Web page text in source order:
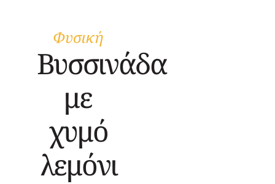
Φυσική
Βυσσινάδα
με
χυμό
λεμόνι